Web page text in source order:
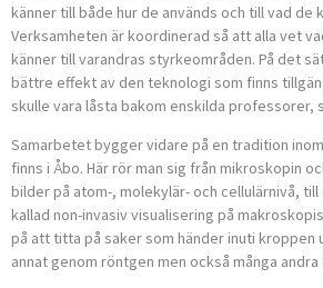
känner till både hur de används och till vad de
Verksamheten är koordinerad så att alla vet
känner till varandras styrkeområden. På det
bättre effekt av den teknologi som finns
skulle vara låsta bakom enskilda professorer,
Samarbetet bygger vidare på en tradition
finns i Åbo. Här rör man sig från mikroskopin
bilder på atom-, molekylär- och cellulärnivå, till
kallad non-invasiv visualisering på
på att titta på saker som händer inuti kroppen
annat genom röntgen men också många